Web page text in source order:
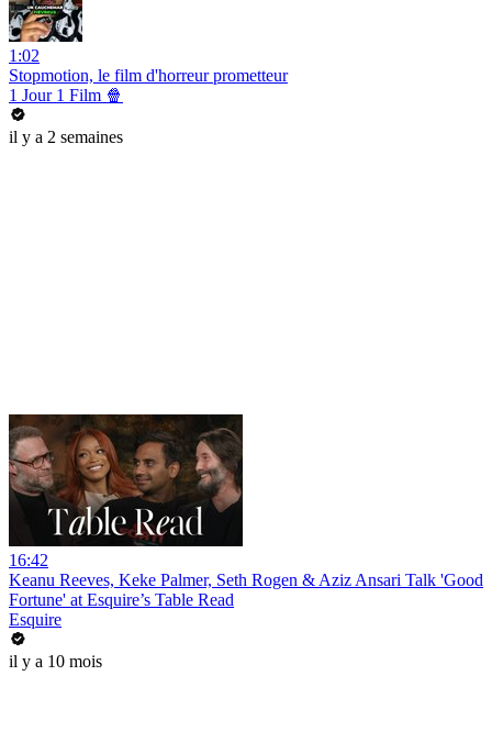
1:02
Stopmotion, le film d'horreur prometteur
1 Jour 1 Film 🍿
il y a 2 semaines
16:42
Keanu Reeves, Keke Palmer, Seth Rogen & Aziz Ansari Talk 'Good
Fortune' at Esquire’s Table Read
Esquire
il y a 10 mois